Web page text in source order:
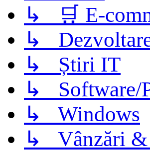
↳ 🛒 E-
↳
↳ Știri IT
↳ Software/
↳ Windows
↳ Vânzări &